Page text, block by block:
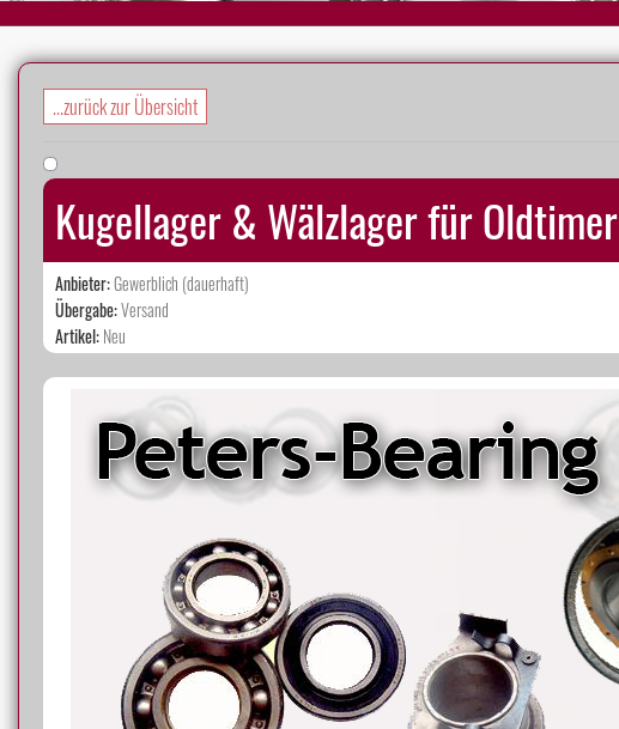
...zurück zur Übersicht
Kugellager & Wälzlager für Oldtimer
Anbieter:Gewerblich (dauerhaft)
Übergabe:Versand
Artikel:Neu